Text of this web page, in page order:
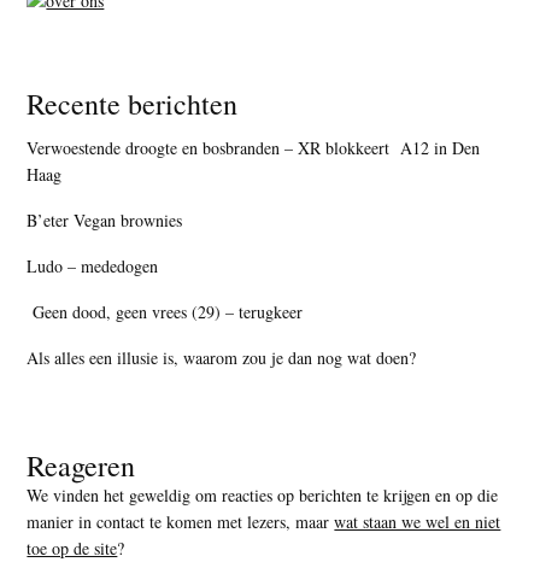
Recente berichten
Verwoestende droogte en bosbranden – XR blokkeert A12 in Den
Haag
B’eter Vegan brownies
Ludo – mededogen
Geen dood, geen vrees (29) – terugkeer
Als alles een illusie is, waarom zou je dan nog wat doen?
Reageren
We vinden het geweldig om reacties op berichten te krijgen en op die
manier in contact te komen met lezers, maarwat staan we wel en niet
toe op de site?